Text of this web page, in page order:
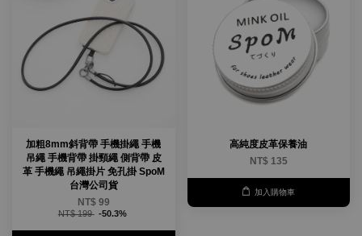
加粗8mm斜背帶 手機掛繩 手機
吊繩 手機背帶 掛頸繩 側背帶 皮
革 手機繩 吊繩掛片 免孔掛 SpoM
台灣公司貨
NT$ 99
NT$ 199 -50.3%
高純度皮革保養油
NT$ 135
加入購物車